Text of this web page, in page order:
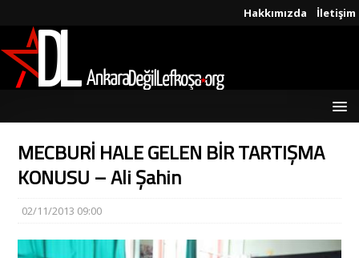
Hakkımızda İletişim
MECBURİ HALE GELEN BİR TARTIŞMA
KONUSU – Ali Şahin
02/11/2013 09:00